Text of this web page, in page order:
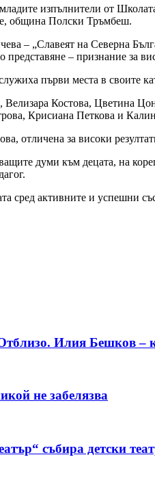
изпълнители от
община Полски Тръмбеш.
– „Славеят на Северна
– признание за
първи места в своите
Велизара Костова,
Крисиана Петкова и
отличена за високи
думи към децата, на
сред активните и успешни
Илия Бешков –
не забелязва
събира детски